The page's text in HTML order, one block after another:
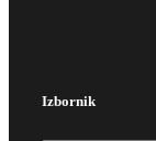
Izbornik